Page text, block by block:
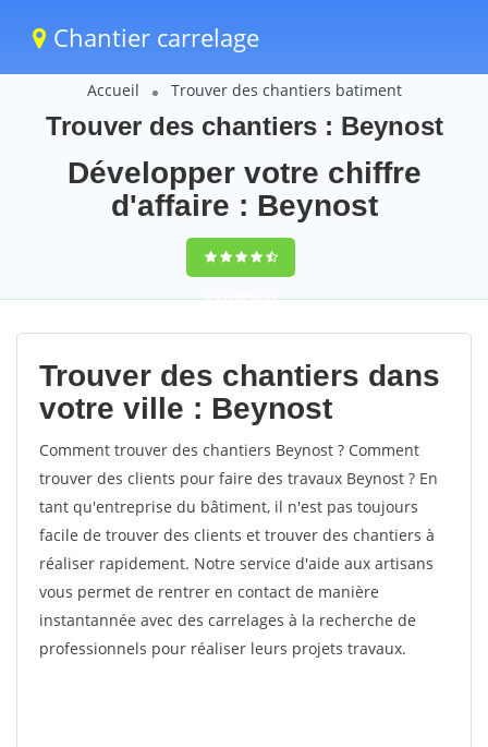
Chantier carrelage
Accueil Trouver des chantiers batiment
Trouver des chantiers : Beynost
Développer votre chiffre
d'affaire : Beynost
9,5(100%)59
votes
Trouver des chantiers dans
votre ville : Beynost
Comment trouver des chantiers Beynost ? Comment
trouver des clients pour faire des travaux Beynost ? En
tant qu'entreprise du bâtiment, il n'est pas toujours
facile de trouver des clients et trouver des chantiers à
réaliser rapidement. Notre service d'aide aux artisans
vous permet de rentrer en contact de manière
instantannée avec des carrelages à la recherche de
professionnels pour réaliser leurs projets travaux.